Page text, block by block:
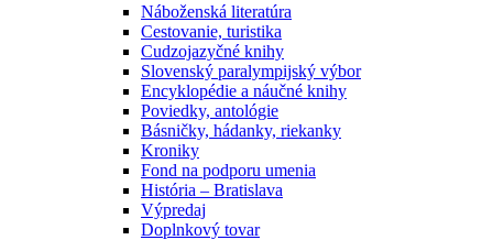
Náboženská literatúra
Cestovanie, turistika
Cudzojazyčné knihy
Slovenský paralympijský výbor
Encyklopédie a náučné knihy
Poviedky, antológie
Básničky, hádanky, riekanky
Kroniky
Fond na podporu umenia
História – Bratislava
Výpredaj
Doplnkový tovar